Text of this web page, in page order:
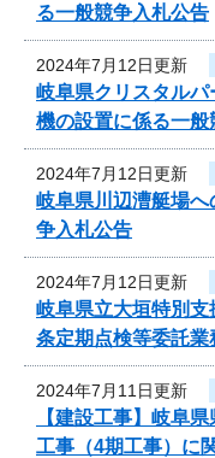
る一般競争入札公告
2024年7月12日更新
岐阜県クリスタル
機の設置に係る一般
2024年7月12日更新
岐阜県川辺漕艇場
争入札公告
2024年7月12日更新
岐阜県立大垣特別
条定期点検等委託
2024年7月11日更新
【建設工事】岐阜
工事（4期工事）に